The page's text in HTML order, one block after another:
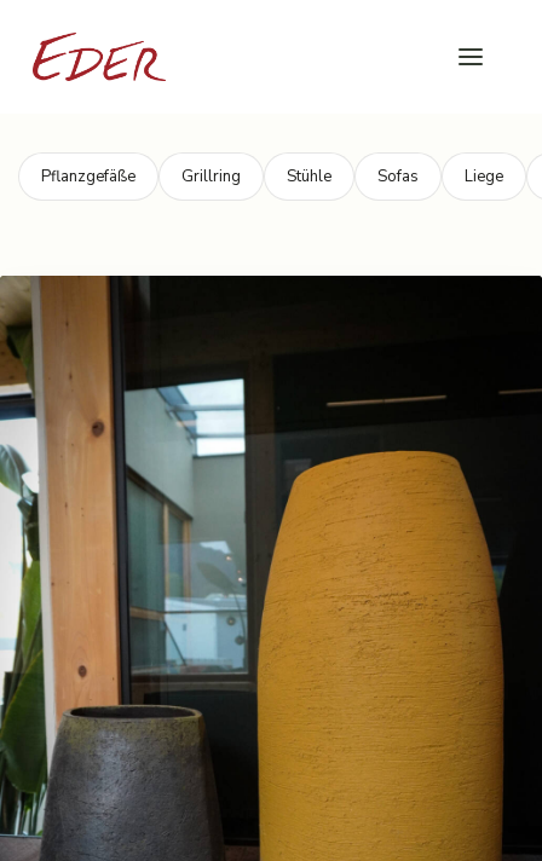
Pflanzgefäße Grillring Stühle Sofas Liege